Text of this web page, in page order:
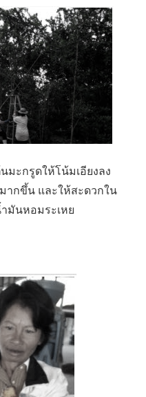
มะกรูดให้โน้มเอียงลง
ากขึ้น และให้สะดวกใน
มันหอมระเหย